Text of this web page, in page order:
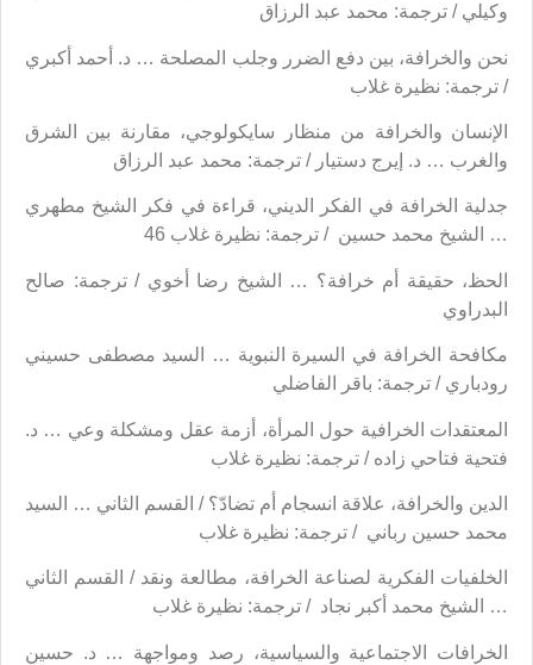
وكيلي / ترجمة: محمد عبد الرزاق
نحن والخرافة، بين دفع الضرر وجلب المصلحة … د. أحمد أكبري
/ ترجمة: نظيرة غلاب
الإنسان والخرافة من منظار سايكولوجي، مقارنة بين الشرق
والغرب … د. إيرج دستيار / ترجمة: محمد عبد الرزاق
جدلية الخرافة في الفكر الديني، قراءة في فكر الشيخ مطهري
… الشيخ محمد حسين / ترجمة: نظيرة غلاب 46
الحظ، حقيقة أم خرافة؟ … الشيخ رضا أخوي / ترجمة: صالح
البدراوي
مكافحة الخرافة في السيرة النبوية … السيد مصطفى حسيني
رودباري / ترجمة: باقر الفاضلي
المعتقدات الخرافية حول المرأة، أزمة عقل ومشكلة وعي … د.
فتحية فتاحي زاده / ترجمة: نظيرة غلاب
الدين والخرافة، علاقة انسجام أم تضادّ؟ / القسم الثاني … السيد
محمد حسين رباني / ترجمة: نظيرة غلاب
الخلفيات الفكرية لصناعة الخرافة، مطالعة ونقد / القسم الثاني
… الشيخ محمد أكبر نجاد / ترجمة: نظيرة غلاب
الخرافات الاجتماعية والسياسية، رصد ومواجهة … د. حسين